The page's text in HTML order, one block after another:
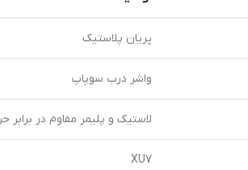
پریان پلاستیک
واشر درب سوپاپ
لاستیک و پلیمر مقاوم در برابر
XU7